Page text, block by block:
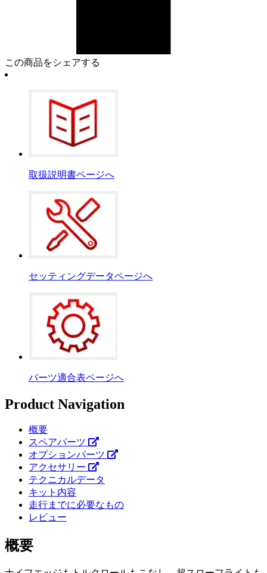
この商品をシェアする
取扱説明書ページへ
セッティングデータページへ
パーツ適合表ページへ
Product Navigation
概要
スペアパーツ
オプションパーツ
アクセサリー
テクニカルデータ
キット内容
走行までに必要なもの
レビュー
概要